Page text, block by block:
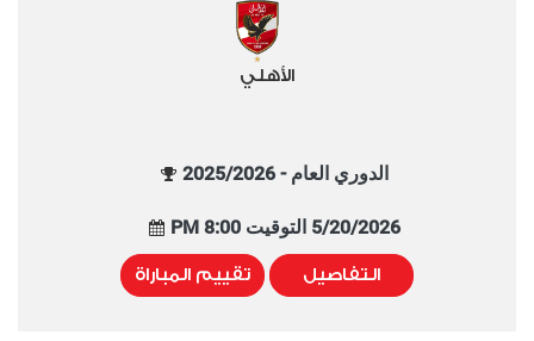
الأهلي
الدوري العام - 2025/2026
5/20/2026 التوقيت 8:00 PM
التفاصيل تقييم المباراة